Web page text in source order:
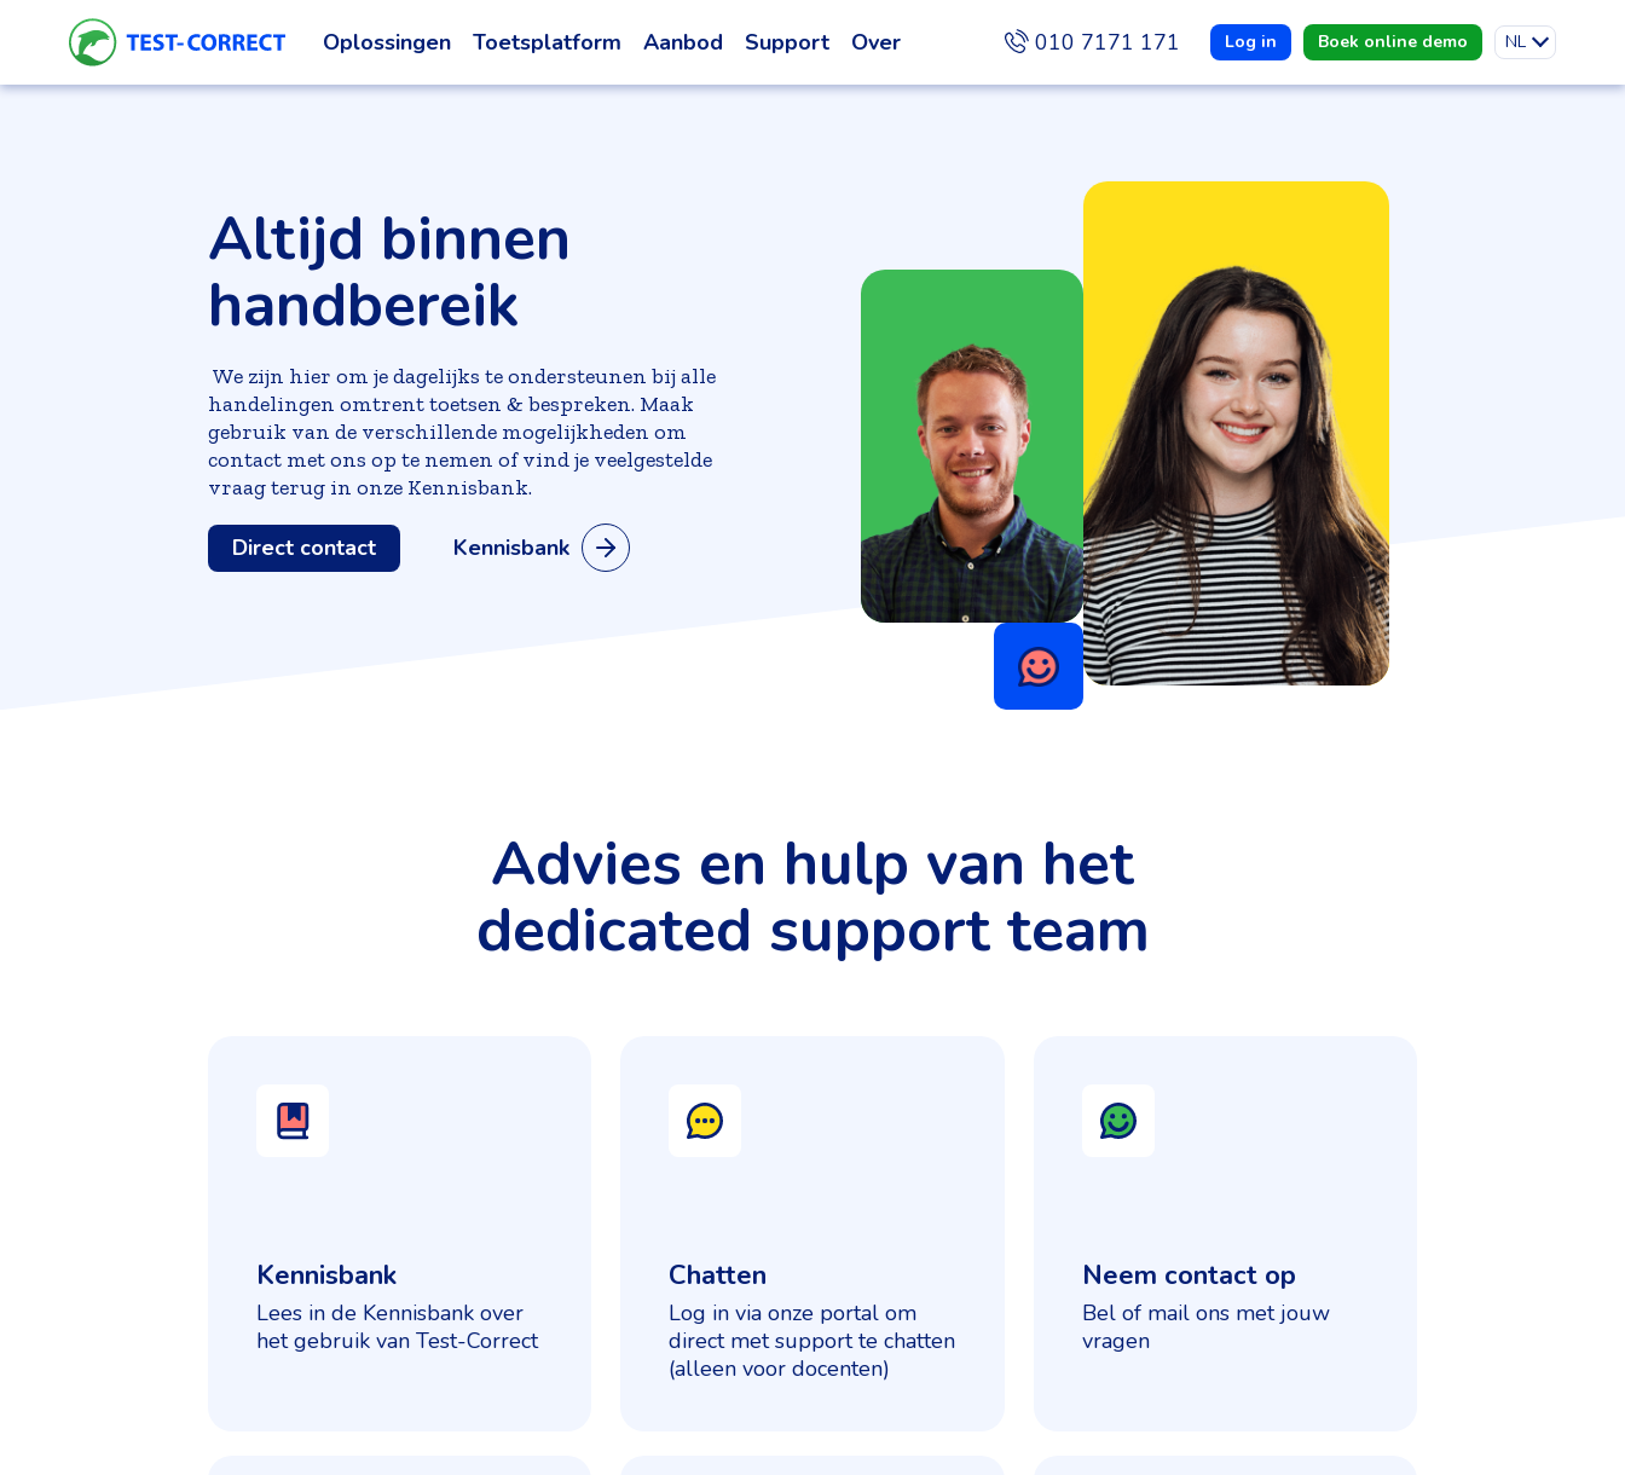
Oplossingen Toetsplatform Aanbod Support Over 010 7171 171 Log in Boek online demo NL
Altijd binnen
handbereik
We zijn hier om je dagelijks te ondersteunen bij alle
handelingen omtrent toetsen & bespreken. Maak
gebruik van de verschillende mogelijkheden om
contact met ons op te nemen of vind je veelgestelde
vraag terug in onze Kennisbank.
Direct contact Kennisbank
Advies en hulp van het
dedicated support team
Kennisbank
Lees in de Kennisbank over
het gebruik van Test-Correct
Chatten
Log in via onze portal om
direct met support te chatten
(alleen voor docenten)
Neem contact op
Bel of mail ons met jouw
vragen